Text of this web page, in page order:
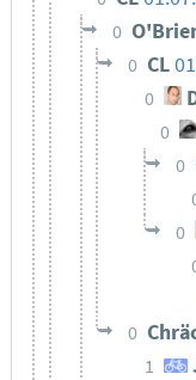
0
0 CL
0
0
0
0
0
1